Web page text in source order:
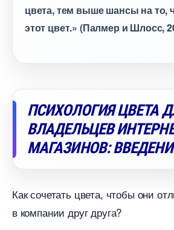
цвета, тем выше шансы на то,
этот цвет.» (Палмер и Шлосс,
ПСИХОЛОГИЯ ЦВЕТА
ЛАДЕЛЬЦЕВ
МАГАЗИНОВ:
Как сочетать цвета, чтобы они
компании друг друга?